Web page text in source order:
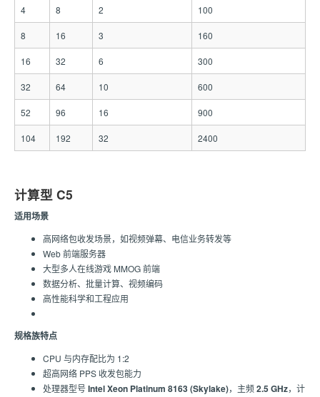
4 8 2 100
8 16 3 160
16 32 6 300
32 64 10 600
52 96 16 900
104 192 32 2400
计算型 C5
适用场景
高网络包收发场景，如视频弹幕、电信业务转发等
Web 前端服务器
大型多人在线游戏 MMOG 前端
数据分析、批量计算、视频编码
高性能科学和工程应用
规格族特点
CPU 与内存配比为 1:2
超高网络 PPS 收发包能力
处理器型号Intel Xeon Platinum 8163 (Skylake)，主频2.5 GHz，计